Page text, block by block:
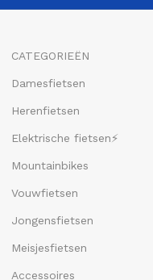
CATEGORIEËN
Damesfietsen
Herenfietsen
Elektrische fietsen⚡
Mountainbikes
Vouwfietsen
Jongensfietsen
Meisjesfietsen
Accessoires